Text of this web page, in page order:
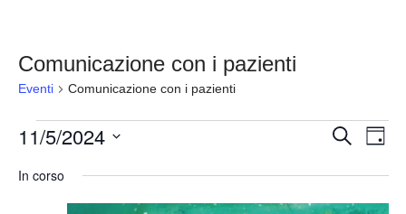
Comunicazione con i pazienti
Eventi Comunicazione con i pazienti
Eventi
e
Cerca
11/5/2024
la
In corso